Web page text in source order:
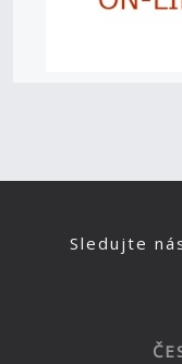
Sledujte